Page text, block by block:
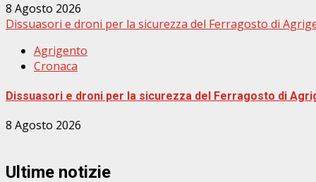
8 Agosto 2026
Dissuasori e droni per la sicurezza del Ferragosto di
Agrigento
Cronaca
Dissuasori e droni per la sicurezza del Ferragosto di
8 Agosto 2026
Ultime notizie